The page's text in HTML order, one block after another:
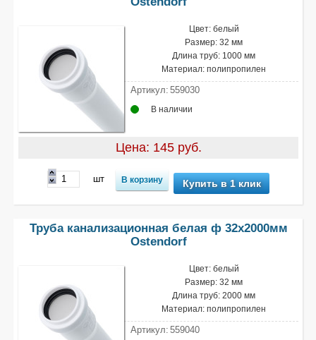
Цвет: белый
Размер: 32 мм
Длина труб: 1000 мм
Материал: полипропилен
Артикул: 559030
В наличии
Цена: 145 руб.
шт Купить в 1 клик
Труба канализационная белая ф 32х2000мм
Ostendorf
Цвет: белый
Размер: 32 мм
Длина труб: 2000 мм
Материал: полипропилен
Артикул: 559040